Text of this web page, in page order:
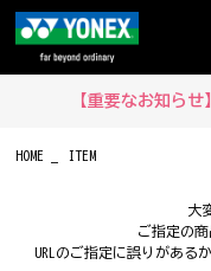
【重要なお知ら
HOME ITEM
大
ご指定の商
URLのご指定に誤りがある